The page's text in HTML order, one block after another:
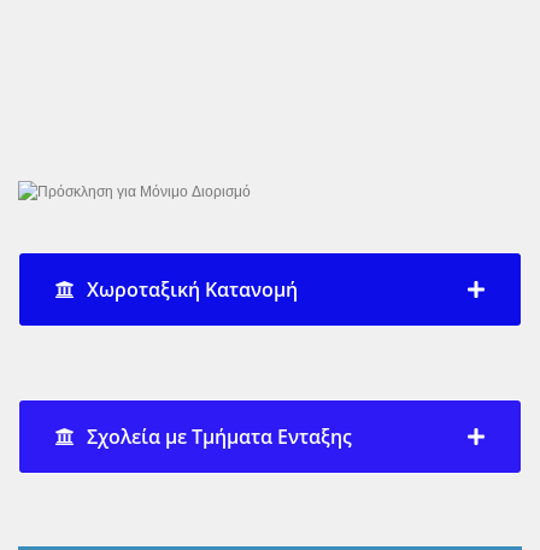
Χωροταξική Κατανομή
Σχολεία με Τμήματα Ενταξης